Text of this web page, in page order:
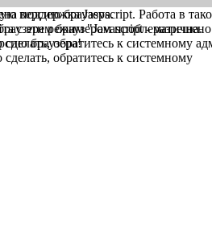
поддержка Jasvscript. Работа в
режим "Javascript -
обратитесь к системному
версию браузера.
с этим браузером проблематична.
браузера!
обратитесь к системному